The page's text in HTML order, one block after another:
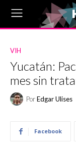
VIH
Yucatán:
mes sin
PorEdgar Ulises
Facebook